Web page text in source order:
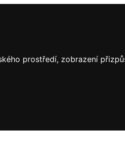
prostředí, zobrazení